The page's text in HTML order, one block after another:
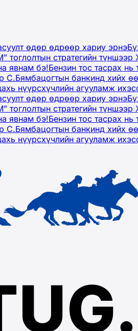
өдөр өдрөөр хариу эрнэ
тоглолтын стратегийн
явнам бэ!Бензин тос тасрах
С.Бямбацогтын банкинд хийх
нүүрсхүчлийн агууламж
өдөр өдрөөр хариу эрнэ
тоглолтын стратегийн
явнам бэ!Бензин тос тасрах
С.Бямбацогтын банкинд хийх
нүүрсхүчлийн агууламж